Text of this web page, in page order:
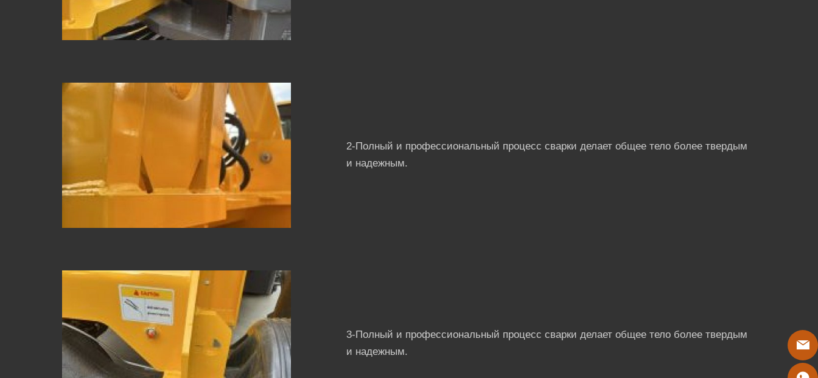
2-Полный и профессиональный процесс сварки делает общее тело более твердым
и надежным.
3-Полный и профессиональный процесс сварки делает общее тело более твердым
и надежным.